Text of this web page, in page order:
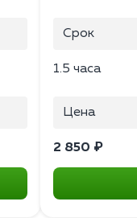
Срок
1.5 часа
Цена
2 850 ₽